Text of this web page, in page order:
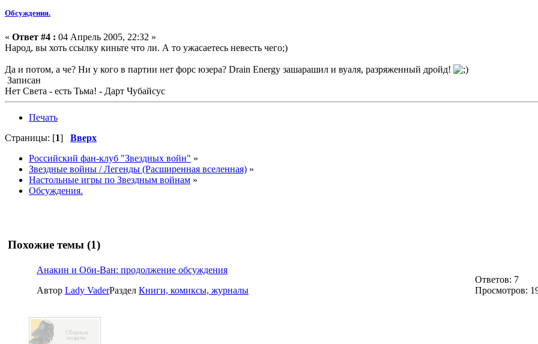
Обсуждения.
« Ответ #4 : 04 Апрель 2005, 22:32 »
Народ, вы хоть ссылку киньте что ли. А то ужасаетесь невесть чего;)
Да и потом, а че? Ни у кого в партии нет форс юзера? Drain Energy зашарашил и вуаля, разряженный дройд!
Записан
Нет Света - есть Тьма! - Дарт Чубайсус
Печать
Страницы: [1] Вверх
Российский фан-клуб "Звездных войн" »
Звездные войны / Легенды (Расширенная вселенная) »
Настольные игры по Звездным войнам »
Обсуждения.
Похожие темы (1)
Анакин и Оби-Ван: продолжение обсуждения
Автор Lady VaderРаздел Книги, комиксы, журналы
Ответов: 7
Просмотров: